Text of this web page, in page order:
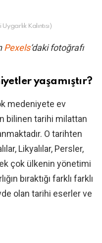
Kalıntısı)
Pexels‘daki fotoğrafı
yaşamıştır?
medeniyete ev
bilinen tarihi milattan
O tarihten
Likyalılar, Persler,
çok ülkenin yönetimi
bıraktığı farklı farklı
olan tarihi eserler ve